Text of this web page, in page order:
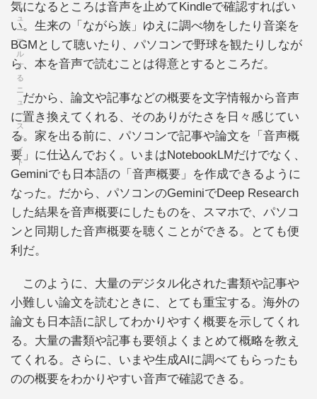
気になるところは音声を止めてKindleで確認すればい
い。生来の「ながら族」ゆえに調べ物をしたり音楽を
BGMとして聴いたり、パソコンで野球を観たりしなが
ら、本を音声で読むことは得意とするところだ。
だから、論文や記事などの概要を文字情報から音声
に置き換えてくれる、そのありがたさを日々感じてい
る。家を出る前に、パソコンで記事や論文を「音声概
要」に仕込んでおく。いまはNotebookLMだけでなく、
Geminiでも日本語の「音声概要」を作成できるように
なった。だから、パソコンのGeminiでDeep Research
した結果を音声概要にしたものを、スマホで、パソコ
ンと同期した音声概要を聴くことができる。とても便
利だ。
このように、大量のデジタル化された書類や記事や
小難しい論文を読むときに、とても重宝する。海外の
論文も日本語に訳してわかりやすく概要を示してくれ
る。大量の書類や記事も要領よくまとめて概略を教え
てくれる。さらに、いまや生成AIに調べてもらったも
のの概要をわかりやすい音声で確認できる。